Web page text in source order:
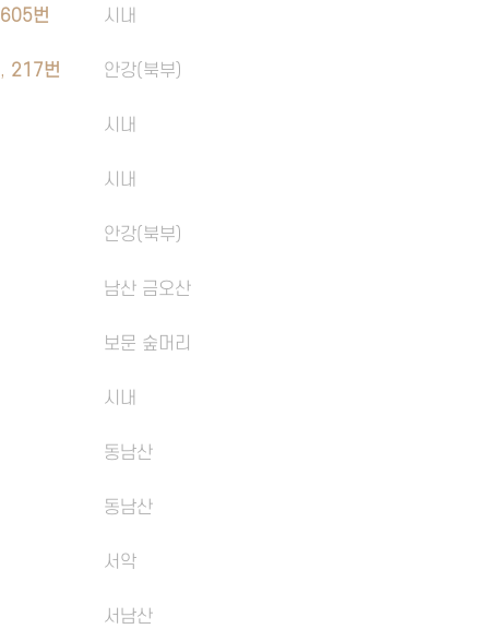
605번 시내
, 217번 안강(북부)
시내
시내
안강(북부)
남산 금오산
보문 숲머리
시내
동남산
동남산
서악
서남산